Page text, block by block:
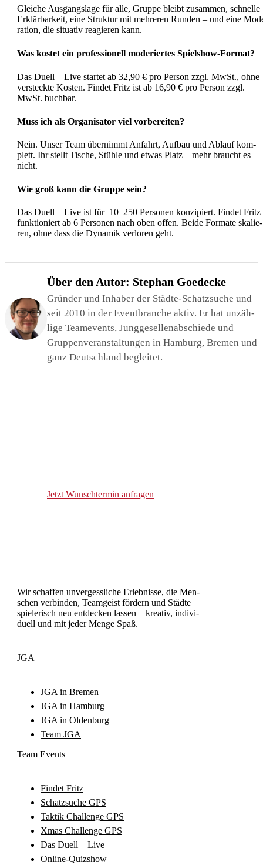
Glei­che Aus­gangs­la­ge für alle, Grup­pe bleibt zusam­men, schnel­le
Erklär­bar­keit, eine Struk­tur mit meh­re­ren Run­den – und eine
ra­ti­on, die situa­tiv reagie­ren kann.
Was kos­tet ein pro­fes­sio­nell mode­rier­tes Spiel­show-For­mat?
Das Duell – Live star­tet ab 32,90 € pro Per­son zzgl. MwSt., ohne
ver­steck­te Kos­ten. Fin­det Fritz ist ab 16,90 € pro Per­son zzgl.
MwSt. buch­bar.
Muss ich als Orga­ni­sa­tor viel vor­be­rei­ten?
Nein. Unser Team über­nimmt Anfahrt, Auf­bau und Ablauf kom­
plett. Ihr stellt Tische, Stüh­le und etwas Platz – mehr braucht es
nicht.
Wie groß kann die Grup­pe sein?
Das Duell – Live ist für 10–250 Per­so­nen kon­zi­piert. Fin­det Fritz
funk­tio­niert ab 6 Per­so­nen nach oben offen. Bei­de For­ma­te ska­lie­
ren, ohne dass die Dyna­mik ver­lo­ren geht.
Über den Autor: Ste­phan Goe­de­cke
Grün­der und Inha­ber der Städ­te-Schatz­su­che und
seit 2010 in der Event­bran­che aktiv. Er hat unzäh­
li­ge Team­e­vents, Jung­ge­sel­len­ab­schie­de und
Grup­pen­ver­an­stal­tun­gen in Ham­burg, Bre­men und
ganz Deutsch­land beglei­tet.
Jetzt Wunsch­ter­min anfra­gen
Wir schaf­fen unver­gess­li­che Erleb­nis­se, die Men­
schen ver­bin­den, Team­geist för­dern und Städ­te
spie­le­risch neu ent­de­cken las­sen – krea­tiv, indi­vi­
du­ell und mit jeder Men­ge Spaß.
JGA
JGA in Bre­men
JGA in Ham­burg
JGA in Olden­burg
Team JGA
Team Events
Fin­det Fritz
Schatz­su­che GPS
Tak­tik Chall­enge GPS
Xmas Chall­enge GPS
Das Duell – Live
Online-Qui­z­­show